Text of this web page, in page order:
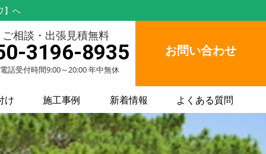
】へ
ご相談・出張見積無料
3196-8935
話受付時間9:00～20:00 年中無休
お問い合わせ
け 施工事例 新着情報 よくある質問